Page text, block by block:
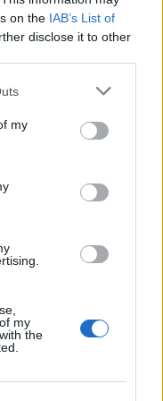
on the IAB’s List of
disclose it to other
my
my
the
7